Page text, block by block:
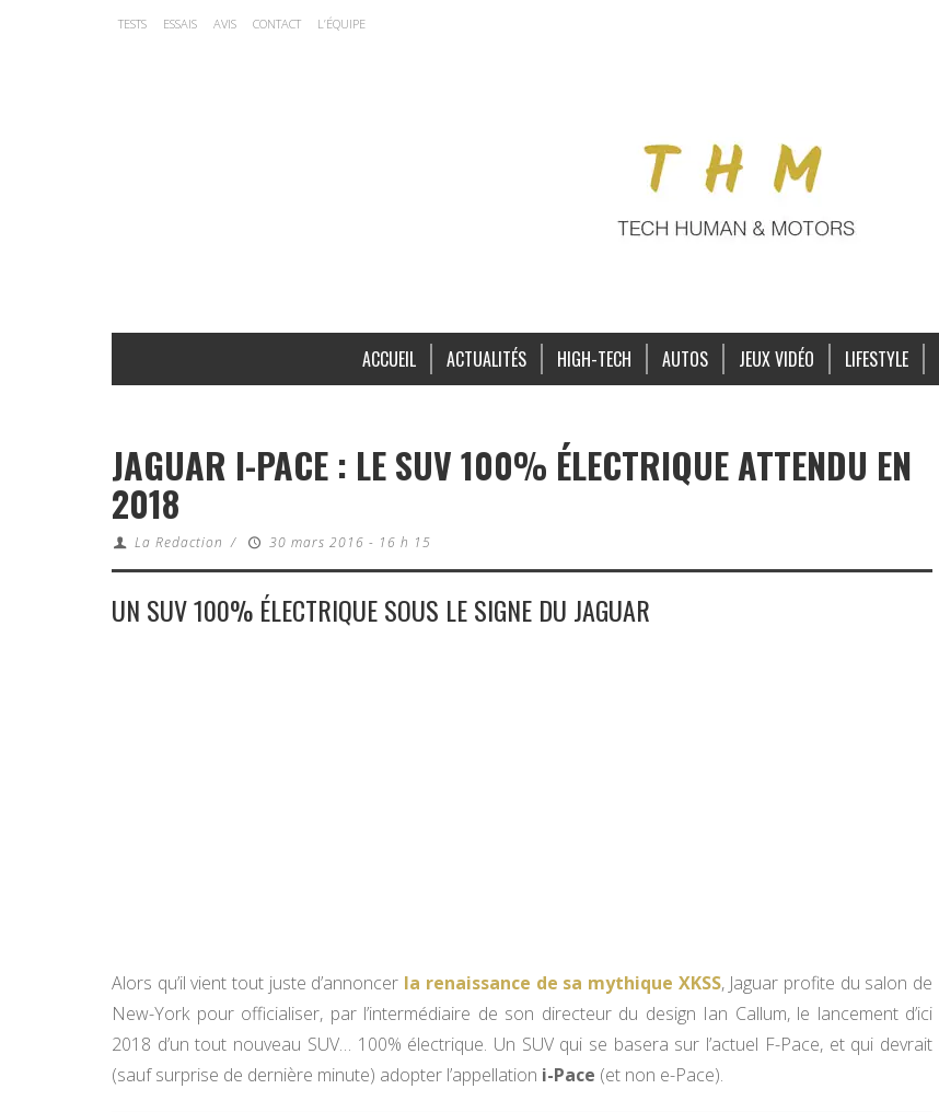
TESTS ESSAIS AVIS CONTACT L’ÉQUIPE
ACCUEIL ACTUALITÉS HIGH-TECH AUTOS JEUX VIDÉO LIFESTYLE
JAGUAR I-PACE : LE SUV 100% ÉLECTRIQUE ATTENDU EN
2018
La Redaction / 30 mars 2016 - 16 h 15
UN SUV 100% ÉLECTRIQUE SOUS LE SIGNE DU JAGUAR
Alors qu’il vient tout juste d’annoncer la renaissance de sa mythique XKSS, Jaguar profite du salon de
New-York pour officialiser, par l’intermédiaire de son directeur du design Ian Callum, le lancement d’ici
2018 d’un tout nouveau SUV… 100% électrique. Un SUV qui se basera sur l’actuel F-Pace, et qui devrait
(sauf surprise de dernière minute) adopter l’appellation i-Pace (et non e-Pace).